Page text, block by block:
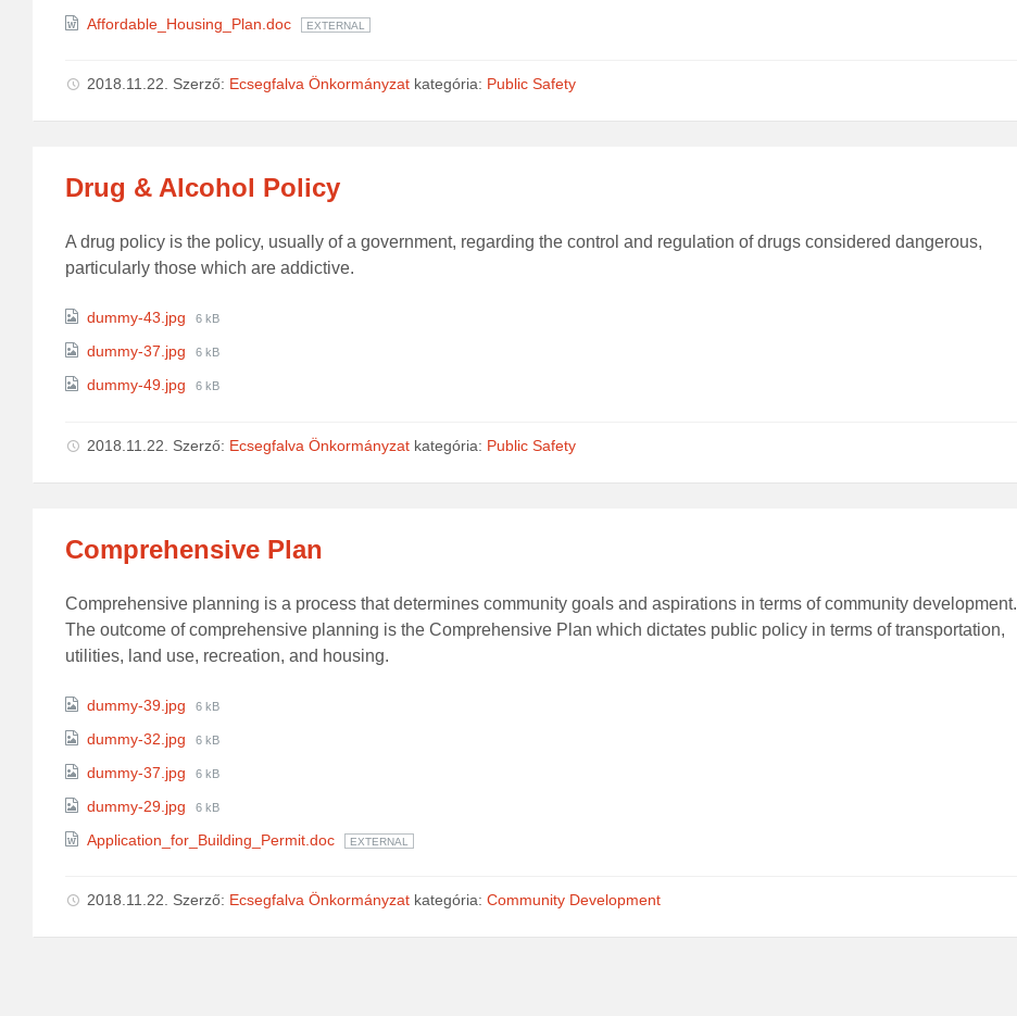
Affordable_Housing_Plan.doc EXTERNAL
2018.11.22. Szerző: Ecsegfalva Önkormányzat kategória: Public Safety
Drug & Alcohol Policy
A drug policy is the policy, usually of a government, regarding the control and regulation of drugs considered dangerous,
particularly those which are addictive.
Attachments
dummy-43.jpg
File
6 kB
dummy-37.jpg
File
6 kB
dummy-49.jpg
File
6 kB
2018.11.22. Szerző: Ecsegfalva Önkormányzat kategória: Public Safety
Comprehensive Plan
Comprehensive planning is a process that determines community goals and aspirations in terms of community development.
The outcome of comprehensive planning is the Comprehensive Plan which dictates public policy in terms of transportation,
utilities, land use, recreation, and housing.
Attachments
dummy-39.jpg
File
6 kB
dummy-32.jpg
File
6 kB
dummy-37.jpg
File
6 kB
dummy-29.jpg
File
6 kB
Application_for_Building_Permit.doc EXTERNAL
2018.11.22. Szerző: Ecsegfalva Önkormányzat kategória: Community Development